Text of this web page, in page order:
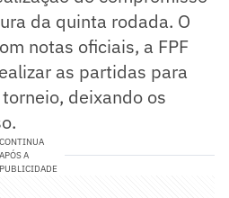
da quinta rodada. O
notas oficiais, a FPF
as partidas para
deixando os
CONTINUA
APÓS A
PUBLICIDADE